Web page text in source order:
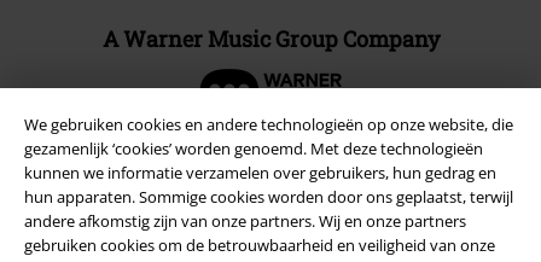
We gebruiken cookies en andere technologieën op onze website, die
gezamenlijk ‘cookies’ worden genoemd. Met deze technologieën
kunnen we informatie verzamelen over gebruikers, hun gedrag en
hun apparaten. Sommige cookies worden door ons geplaatst, terwijl
andere afkomstig zijn van onze partners. Wij en onze partners
gebruiken cookies om de betrouwbaarheid en veiligheid van onze
A Warner Music Group Company
Beveiliging